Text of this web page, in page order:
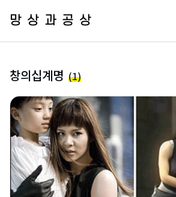
망상과공상
창의십계명 (1)